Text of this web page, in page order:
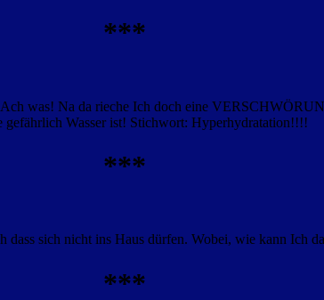
***
was! Na da rieche Ich doch eine
gefährlich Wasser ist! Stichwort: Hyperhydratation!!!!
***
sich nicht ins Haus dürfen. Wobei, wie kann
***